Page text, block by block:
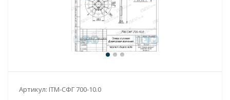
Артикул: ITM-СФГ 700-10.0